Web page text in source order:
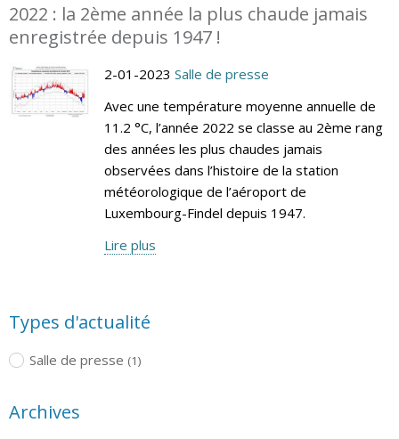
2022 : la 2ème année la plus chaude jamais
enregistrée depuis 1947 !
2-01-2023 Salle de presse
Avec une température moyenne annuelle de
11.2 °C, l’année 2022 se classe au 2ème rang
des années les plus chaudes jamais
observées dans l’histoire de la station
météorologique de l’aéroport de
Luxembourg-Findel depuis 1947.
Lire plus
Types d'actualité
Salle de presse (1)
Archives